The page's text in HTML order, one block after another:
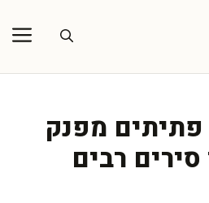
פתיתים מפנק